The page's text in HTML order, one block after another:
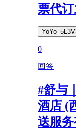
票代
0
回答
#舒与
酒店 (
送服